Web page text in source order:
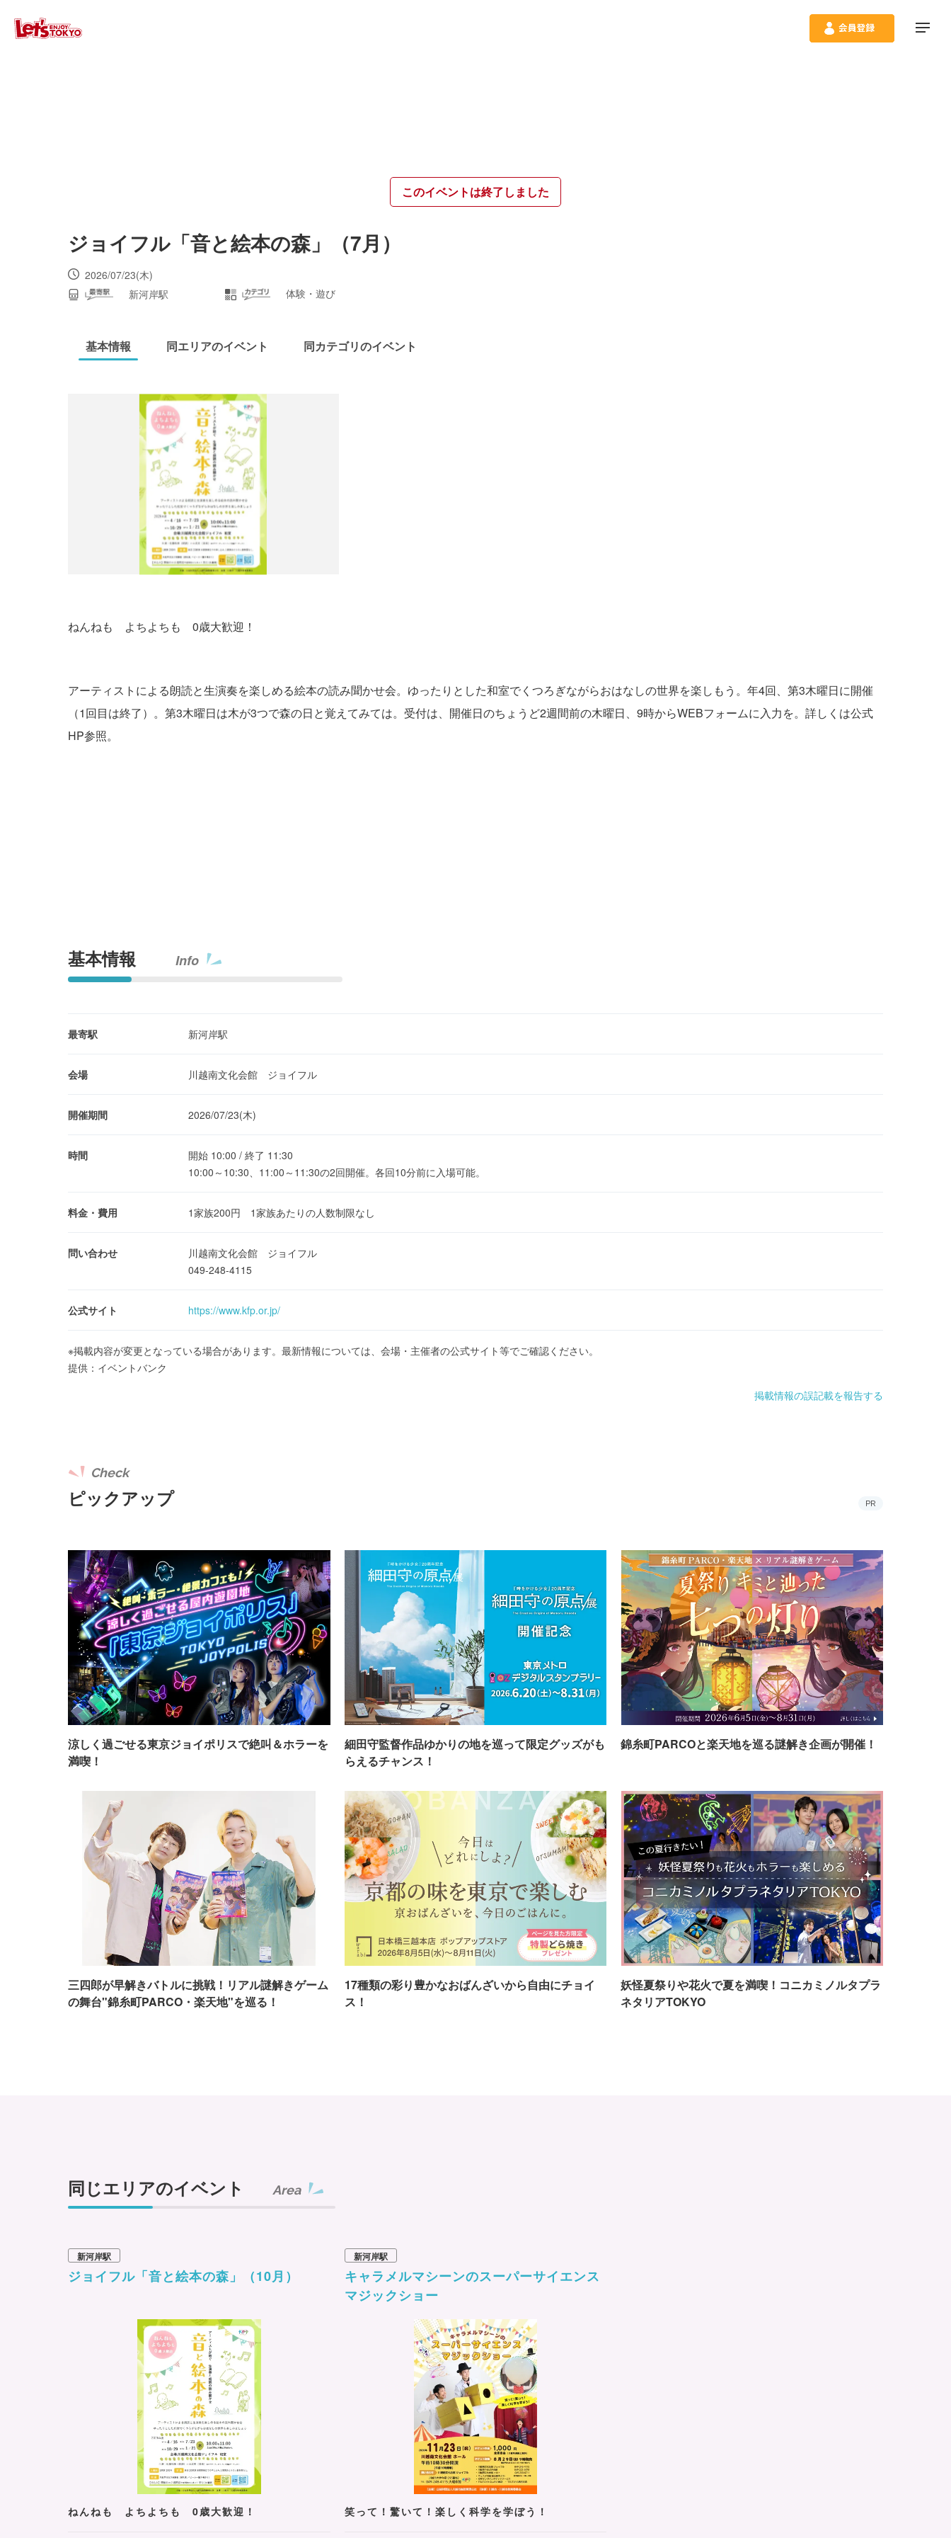
このイベントは終了しました
ジョイフル「音と絵本の森」（7月）
2026/07/23(木)
新河岸駅
体験・遊び
基本情報 同エリアのイベント 同カテゴリのイベント
ねんねも よちよちも 0歳大歓迎！
アーティストによる朗読と生演奏を楽しめる絵本の読み聞かせ会。ゆったりとした和室でくつろぎながらおはなしの世界を楽しもう。年4回、第3木曜日に開催
（1回目は終了）。第3木曜日は木が3つで森の日と覚えてみては。受付は、開催日のちょうど2週間前の木曜日、9時からWEBフォームに入力を。詳しくは公式
HP参照。
基本情報 Info
最寄駅 新河岸駅
会場 川越南文化会館 ジョイフル
開催期間 2026/07/23(木)
時間
開始 10:00 / 終了 11:30
10:00～10:30、11:00～11:30の2回開催。各回10分前に入場可能。
料金・費用 1家族200円 1家族あたりの人数制限なし
問い合わせ
川越南文化会館 ジョイフル
049-248-4115
公式サイト https://www.kfp.or.jp/
※掲載内容が変更となっている場合があります。最新情報については、会場・主催者の公式サイト等でご確認ください。
提供：イベントバンク
掲載情報の誤記載を報告する
ピックアップ
Check
PR
涼しく過ごせる東京ジョイポリスで絶叫＆ホラーを
満喫！
細田守監督作品ゆかりの地を巡って限定グッズがも
らえるチャンス！
錦糸町PARCOと楽天地を巡る謎解き企画が開催！
三四郎が早解きバトルに挑戦！リアル謎解きゲーム
の舞台"錦糸町PARCO・楽天地"を巡る！
17種類の彩り豊かなおばんざいから自由にチョイ
ス！
妖怪夏祭りや花火で夏を満喫！コニカミノルタプラ
ネタリアTOKYO
同じエリアのイベント Area
新河岸駅
ジョイフル「音と絵本の森」（10月）
ねんねも よちよちも 0歳大歓迎！
新河岸駅
キャラメルマシーンのスーパーサイエンス
マジックショー
笑って！驚いて！楽しく科学を学ぼう！